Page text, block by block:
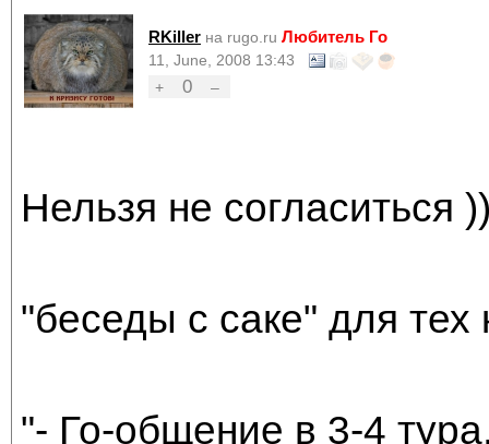
RKiller на rugo.ru Любитель Го
11, June, 2008 13:43
+
0 –
Нельзя не согласиться
"беседы с саке" для
"- Го-общение в 3-4